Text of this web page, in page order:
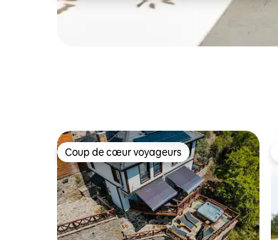
Coup de cœur voyageurs
Coup de cœur voyageurs